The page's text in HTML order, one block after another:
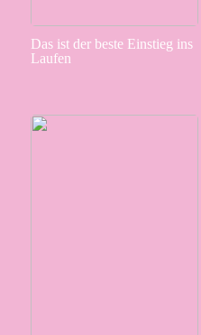
Das ist der beste Einstieg ins
Laufen